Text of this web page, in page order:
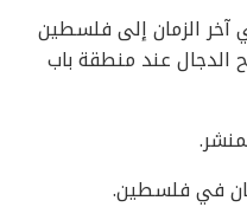
الزمان إلى فلسطين
الدجال عند منطقة باب
في فلسطين.